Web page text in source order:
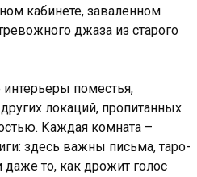
кабинете, заваленном
джаза из старого
поместья,
локаций, пропитанных
Каждая комната –
здесь важны письма, таро-
то, как дрожит голос